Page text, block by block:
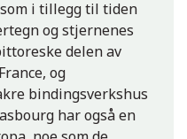
i tillegg til tiden
og stjernenes
delen av
og
bindingsverkshus
har også en